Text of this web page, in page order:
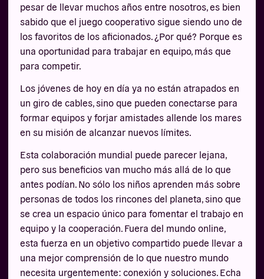
pesar de llevar muchos años entre nosotros, es bien
sabido que el juego cooperativo sigue siendo uno de
los favoritos de los aficionados. ¿Por qué? Porque es
una oportunidad para trabajar en equipo, más que
para competir.
Los jóvenes de hoy en día ya no están atrapados en
un giro de cables, sino que pueden conectarse para
formar equipos y forjar amistades allende los mares
en su misión de alcanzar nuevos límites.
Esta colaboración mundial puede parecer lejana,
pero sus beneficios van mucho más allá de lo que
antes podían. No sólo los niños aprenden más sobre
personas de todos los rincones del planeta, sino que
se crea un espacio único para fomentar el trabajo en
equipo y la cooperación. Fuera del mundo online,
esta fuerza en un objetivo compartido puede llevar a
una mejor comprensión de lo que nuestro mundo
necesita urgentemente: conexión y soluciones. Echa